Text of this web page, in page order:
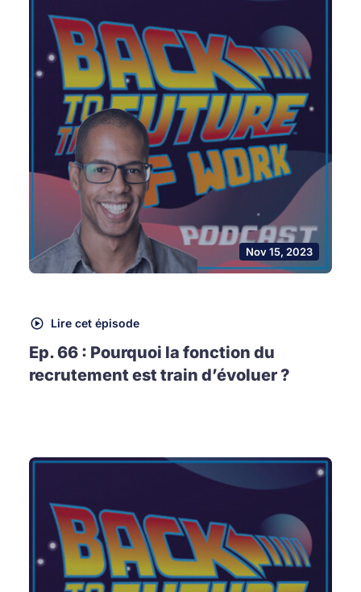
Nov 15, 2023
Lire cet épisode
Ep. 66 : Pourquoi la fonction du
recrutement est train d’évoluer ?